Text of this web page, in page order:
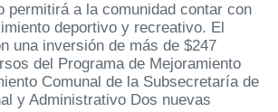
permitirá a la comunidad contar con
deportivo y recreativo. El
una inversión de más de $247
del Programa de Mejoramiento
Comunal de la Subsecretaría de
y Administrativo Dos nuevas